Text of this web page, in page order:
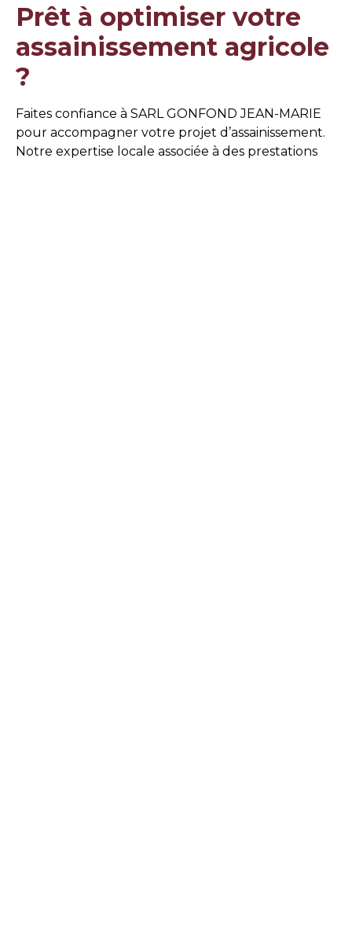
Prêt à optimiser votre
assainissement agricole
?
Faites confiance à SARL GONFOND JEAN-MARIE
pour accompagner votre projet d’assainissement.
Notre expertise locale associée à des prestations